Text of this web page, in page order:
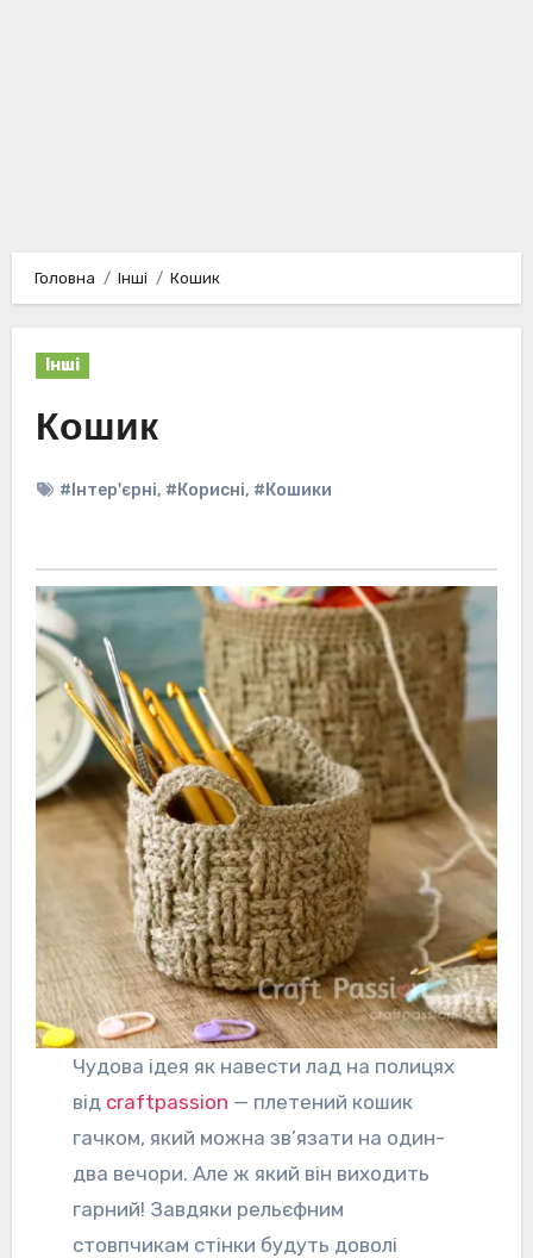
Головна Інші Кошик
Інші
Кошик
#Інтер'єрні, #Корисні, #Кошики
Чудова ідея як навести лад на полицях
від craftpassion — плетений кошик
гачком, який можна зв’язати на один-
два вечори. Але ж який він виходить
гарний! Завдяки рельєфним
стовпчикам стінки будуть доволі